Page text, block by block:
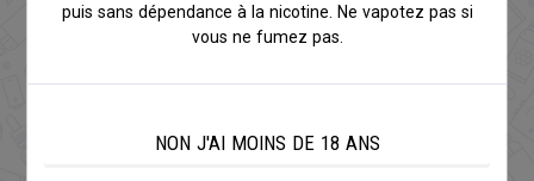
Choisissez vos produits préférés...
puis sans dépendance à la nicotine. Ne vapotez pas si
vous ne fumez pas.
NON J'AI MOINS DE 18 ANS